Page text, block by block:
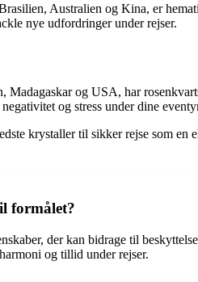
Australien og Kina, er
nye udfordringer under rejser.
og USA, har
og stress under dine
krystaller til sikker rejse som en
formålet?
der kan bidrage til
og tillid under rejser.